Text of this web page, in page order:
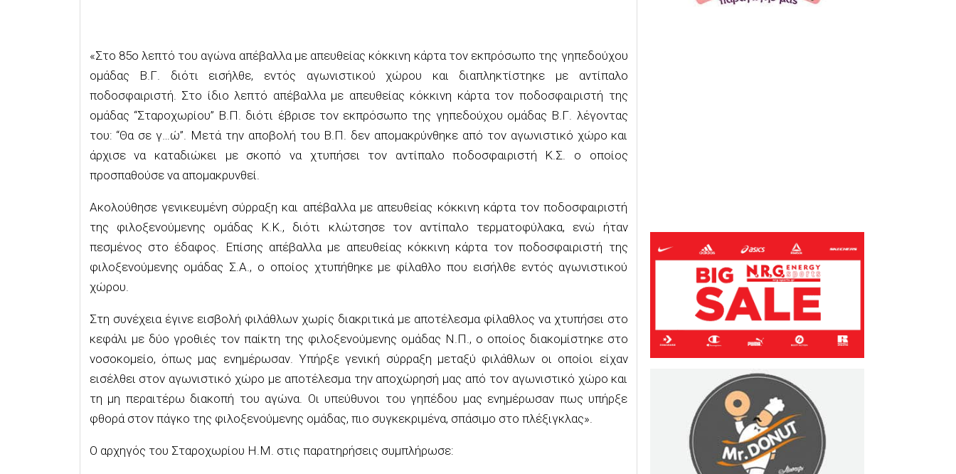
«Στο 85ο λεπτό του αγώνα απέβαλλα με απευθείας κόκκινη κάρτα τον εκπρόσωπο της γηπεδούχου
ομάδας Β.Γ. διότι εισήλθε, εντός αγωνιστικού χώρου και διαπληκτίστηκε με αντίπαλο
ποδοσφαιριστή. Στο ίδιο λεπτό απέβαλλα με απευθείας κόκκινη κάρτα τον ποδοσφαιριστή της
ομάδας “Σταροχωρίου” Β.Π. διότι έβρισε τον εκπρόσωπο της γηπεδούχου ομάδας Β.Γ. λέγοντας
του: “Θα σε γ…ώ”. Μετά την αποβολή του Β.Π. δεν απομακρύνθηκε από τον αγωνιστικό χώρο και
άρχισε να καταδιώκει με σκοπό να χτυπήσει τον αντίπαλο ποδοσφαιριστή Κ.Σ. ο οποίος
προσπαθούσε να απομακρυνθεί.
Ακολούθησε γενικευμένη σύρραξη και απέβαλλα με απευθείας κόκκινη κάρτα τον ποδοσφαιριστή
της φιλοξενούμενης ομάδας Κ.Κ., διότι κλώτσησε τον αντίπαλο τερματοφύλακα, ενώ ήταν
πεσμένος στο έδαφος. Επίσης απέβαλλα με απευθείας κόκκινη κάρτα τον ποδοσφαιριστή της
φιλοξενούμενης ομάδας Σ.Α., ο οποίος χτυπήθηκε με φίλαθλο που εισήλθε εντός αγωνιστικού
χώρου.
Στη συνέχεια έγινε εισβολή φιλάθλων χωρίς διακριτικά με αποτέλεσμα φίλαθλος να χτυπήσει στο
κεφάλι με δύο γροθιές τον παίκτη της φιλοξενούμενης ομάδας Ν.Π., ο οποίος διακομίστηκε στο
νοσοκομείο, όπως μας ενημέρωσαν. Υπήρξε γενική σύρραξη μεταξύ φιλάθλων οι οποίοι είχαν
εισέλθει στον αγωνιστικό χώρο με αποτέλεσμα την αποχώρησή μας από τον αγωνιστικό χώρο και
τη μη περαιτέρω διακοπή του αγώνα. Οι υπεύθυνοι του γηπέδου μας ενημέρωσαν πως υπήρξε
φθορά στον πάγκο της φιλοξενούμενης ομάδας, πιο συγκεκριμένα, σπάσιμο στο πλέξιγκλας».
Ο αρχηγός του Σταροχωρίου Η.Μ. στις παρατηρήσεις συμπλήρωσε: